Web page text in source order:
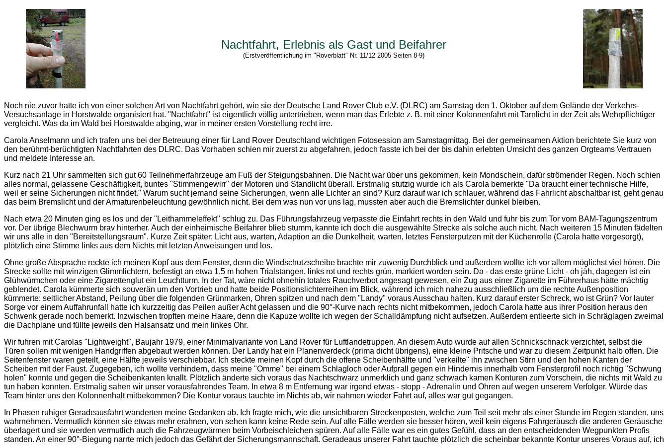
Nachtfahrt, Erlebnis als Gast und Beifahrer
(Erstveröffentlichung im "Roverblatt" Nr. 11/12 2005 Seiten 8-9)
Noch nie zuvor hatte ich von einer solchen Art von Nachtfahrt gehört, wie sie der Deutsche Land Rover Club e.V. (DLRC) am Samstag den 1. Oktober auf dem Gelände der Verkehrs-
Versuchsanlage in Horstwalde organisiert hat. "Nachtfahrt" ist eigentlich völlig untertrieben, wenn man das Erlebte z. B. mit einer Kolonnenfahrt mit Tarnlicht in der Zeit als Wehrpflichtiger
vergleicht. Was da im Wald bei Horstwalde abging, war in meiner ersten Vorstellung recht irre.
Carola Anselmann und ich trafen uns bei der Betreuung einer für Land Rover Deutschland wichtigen Fotosession am Samstagmittag. Bei der gemeinsamen Aktion berichtete Sie kurz von
den berühmt-berüchtigten Nachtfahrten des DLRC. Das Vorhaben schien mir zuerst zu abgefahren, jedoch fasste ich bei der bis dahin erlebten Umsicht des ganzen Orgteams Vertrauen
und meldete Interesse an.
Kurz nach 21 Uhr sammelten sich gut 60 Teilnehmerfahrzeuge am Fuß der Steigungsbahnen. Die Nacht war über uns gekommen, kein Mondschein, dafür strömender Regen. Noch schien
alles normal, gelassene Geschäftigkeit, buntes "Stimmengewirr" der Motoren und Standlicht überall. Erstmalig stutzig wurde ich als Carola bemerkte "Da braucht einer technische Hilfe,
weil er seine Sicherungen nicht findet." Warum sucht jemand seine Sicherungen, wenn alle Lichter an sind? Kurz darauf war ich schlauer, während das Fahrlicht abschaltbar ist, geht genau
das beim Bremslicht und der Armaturenbeleuchtung gewöhnlich nicht. Bei dem was nun vor uns lag, mussten aber auch die Bremslichter dunkel bleiben.
Nach etwa 20 Minuten ging es los und der "Leithammeleffekt" schlug zu. Das Führungsfahrzeug verpasste die Einfahrt rechts in den Wald und fuhr bis zum Tor vom BAM-Tagungszentrum
vor. Der übrige Blechwurm brav hinterher. Auch der einheimische Beifahrer blieb stumm, kannte ich doch die ausgewählte Strecke als solche auch nicht. Nach weiteren 15 Minuten fädelten
wir uns alle in den "Bereitstellungsraum". Kurze Zeit später: Licht aus, warten, Adaption an die Dunkelheit, warten, letztes Fensterputzen mit der Küchenrolle (Carola hatte vorgesorgt),
plötzlich eine Stimme links aus dem Nichts mit letzten Anweisungen und los.
Ohne große Absprache reckte ich meinen Kopf aus dem Fenster, denn die Windschutzscheibe brachte mir zuwenig Durchblick und außerdem wollte ich vor allem möglichst viel hören. Die
Strecke sollte mit winzigen Glimmlichtern, befestigt an etwa 1,5 m hohen Trialstangen, links rot und rechts grün, markiert worden sein. Da - das erste grüne Licht - oh jäh, dagegen ist ein
Glühwürmchen oder eine Zigarettenglut ein Leuchtturm. In der Tat, wäre nicht ohnehin totales Rauchverbot angesagt gewesen, ein Zug aus einer Zigarette im Führerhaus hätte mächtig
geblendet. Carola kümmerte sich souverän um den Vortrieb und hatte beide Positionslichterreihen im Blick, während ich mich nahezu ausschließlich um die rechte Außenposition
kümmerte: seitlicher Abstand, Peilung über die folgenden Grünmarken, Ohren spitzen und nach dem "Landy" voraus Ausschau halten. Kurz darauf erster Schreck, wo ist Grün? Vor lauter
Sorge vor einem Auffahrunfall hatte ich kurzzeitig das Peilen außer Acht gelassen und die 90°-Kurve nach rechts nicht mitbekommen, jedoch Carola hatte aus ihrer Position heraus den
Schwenk gerade noch bemerkt. Inzwischen tropften meine Haare, denn die Kapuze wollte ich wegen der Schalldämpfung nicht aufsetzen. Außerdem entleerte sich in Schräglagen zweimal
die Dachplane und füllte jeweils den Halsansatz und mein linkes Ohr.
Wir fuhren mit Carolas "Lightweight", Baujahr 1979, einer Minimalvariante von Land Rover für Luftlandetruppen. An diesem Auto wurde auf allen Schnickschnack verzichtet, selbst die
Türen sollen mit wenigen Handgriffen abgebaut werden können. Der Landy hat ein Planenverdeck (prima dicht übrigens), eine kleine Pritsche und war zu diesem Zeitpunkt halb offen. Die
Seitenfenster waren geteilt, eine Hälfte jeweils verschiebbar. Ich steckte meinen Kopf durch die offene Scheibenhälfte und "verkeilte" ihn zwischen Stirn und den hohen Kanten der
Scheiben mit der Faust. Zugegeben, ich wollte verhindern, dass meine "Omme" bei einem Schlagloch oder Aufprall gegen ein Hindernis innerhalb vom Fensterprofil noch richtig "Schwung
holen" konnte und gegen die Scheibenkanten knallt. Plötzlich änderte sich voraus das Nachtschwarz unmerklich und ganz schwach kamen Konturen zum Vorschein, die nichts mit Wald zu
tun haben konnten. Erstmalig sahen wir unser vorausfahrendes Team. In etwa 8 m Entfernung war irgend etwas - stopp - Adrenalin und Ohren auf wegen unserem Verfolger. Würde das
Team hinter uns den Kolonnenhalt mitbekommen? Die Kontur voraus tauchte im Nichts ab, wir nahmen wieder Fahrt auf, alles war gut gegangen.
In Phasen ruhiger Geradeausfahrt wanderten meine Gedanken ab. Ich fragte mich, wie die unsichtbaren Streckenposten, welche zum Teil seit mehr als einer Stunde im Regen standen, uns
wahrnehmen. Vermutlich können sie etwas mehr erahnen, von sehen kann keine Rede sein. Auf alle Fälle werden sie besser hören, weil kein eigens Fahrgeräusch die anderen Geräusche
überlagert und sie werden vermutlich auch die Fahrzeugwärmen beim Vorbeischleichen spüren. Auf alle Fälle war es ein gutes Gefühl, dass an den entscheidenden Wegpunkten Profis
standen. An einer 90°-Biegung narrte mich jedoch das Gefährt der Sicherungsmannschaft. Geradeaus unserer Fahrt tauchte plötzlich die scheinbar bekannte Kontur unseres Voraus auf, ich